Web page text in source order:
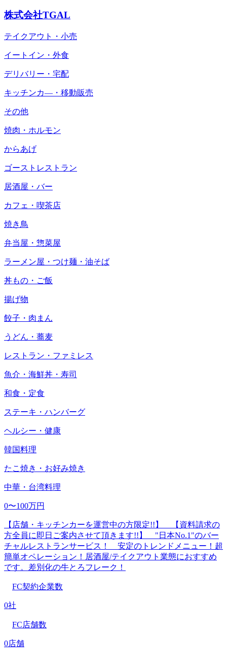
株式会社TGAL
テイクアウト・小売
イートイン・外食
デリバリー・宅配
キッチンカ―・移動販売
その他
焼肉・ホルモン
からあげ
ゴーストレストラン
居酒屋・バー
カフェ・喫茶店
焼き鳥
弁当屋・惣菜屋
ラーメン屋・つけ麺・油そば
丼もの・ご飯
揚げ物
餃子・肉まん
うどん・蕎麦
レストラン・ファミレス
魚介・海鮮丼・寿司
和食・定食
ステーキ・ハンバーグ
ヘルシー・健康
韓国料理
たこ焼き・お好み焼き
中華・台湾料理
0〜100万円
【店舗・キッチンカーを運営中の方限定!!】 【資料請求の
方全員に即日ご案内させて頂きます!!】 "日本No.1"のバー
チャルレストランサービス！ 安定のトレンドメニュー！超
簡単オペレーション！居酒屋/テイクアウト業態におすすめ
です。差別化の牛とろフレーク！
FC契約企業数
0社
FC店舗数
0店舗